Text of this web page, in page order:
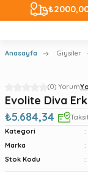
Anasayfa Giysiler
(0) Yorum
Evolite Diva
₺5.684,34
Kategori
Marka
Stok Kodu